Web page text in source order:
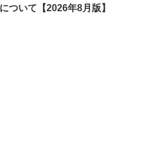
ついて【2026年8月版】